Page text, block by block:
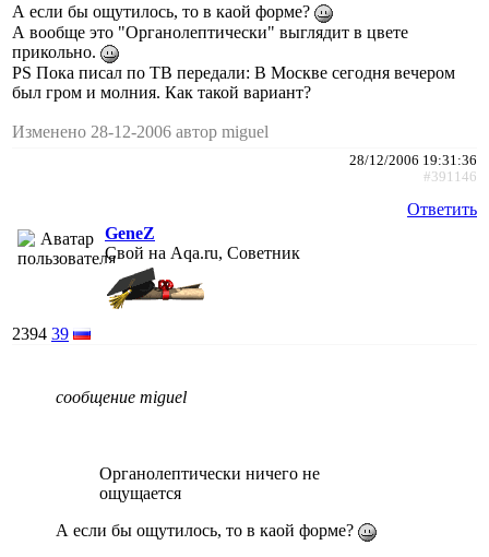
А если бы ощутилось, то в каой форме?
А вообще это "Органолептически" выглядит в цвете
прикольно.
PS Пока писал по ТВ передали: В Москве сегодня вечером
был гром и молния. Как такой вариант?
Изменено 28-12-2006 автор miguel
28/12/2006 19:31:36
#391146
Ответить
GeneZ
Свой на Aqa.ru, Советник
2394 39
сообщение miguel
Органолептически ничего не
ощущается
А если бы ощутилось, то в каой форме?